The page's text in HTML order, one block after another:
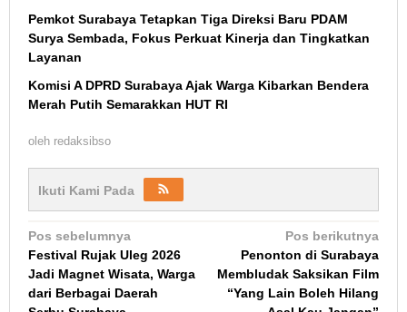
Pemkot Surabaya Tetapkan Tiga Direksi Baru PDAM
Surya Sembada, Fokus Perkuat Kinerja dan Tingkatkan
Layanan
Komisi A DPRD Surabaya Ajak Warga Kibarkan Bendera
Merah Putih Semarakkan HUT RI
oleh redaksibso
Ikuti Kami Pada
Navigasi
pos
Pos sebelumnya
Festival Rujak Uleg 2026
Jadi Magnet Wisata, Warga
dari Berbagai Daerah
Pos berikutnya
Penonton di Surabaya
Membludak Saksikan Film
“Yang Lain Boleh Hilang